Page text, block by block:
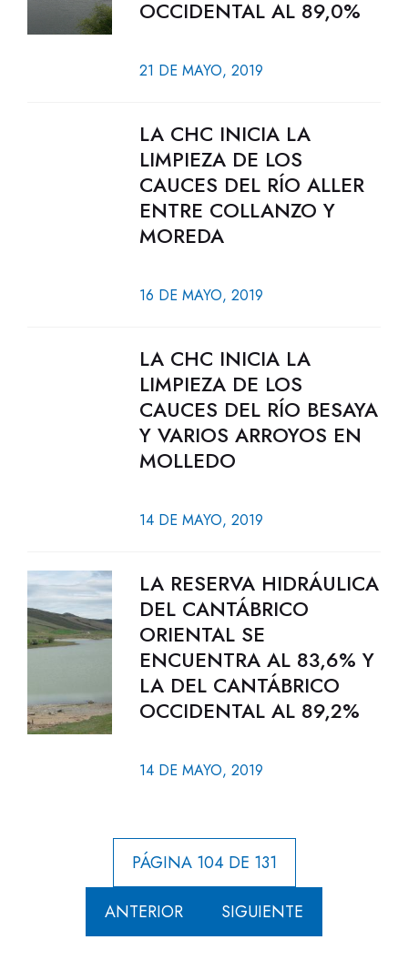
OCCIDENTAL AL 89,0%
21 DE MAYO, 2019
LA CHC INICIA LA
LIMPIEZA DE LOS
CAUCES DEL RÍO ALLER
ENTRE COLLANZO Y
MOREDA
16 DE MAYO, 2019
LA CHC INICIA LA
LIMPIEZA DE LOS
CAUCES DEL RÍO BESAYA
Y VARIOS ARROYOS EN
MOLLEDO
14 DE MAYO, 2019
LA RESERVA HIDRÁULICA
DEL CANTÁBRICO
ORIENTAL SE
ENCUENTRA AL 83,6% Y
LA DEL CANTÁBRICO
OCCIDENTAL AL 89,2%
14 DE MAYO, 2019
PÁGINA 104 DE 131
ANTERIOR SIGUIENTE